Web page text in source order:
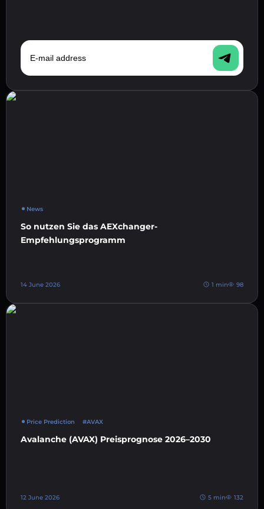
E-mail address
News
So nutzen Sie das AEXchanger-
Empfehlungsprogramm
14 June 2026 1 min 98
Price Prediction #AVAX
Avalanche (AVAX) Preisprognose 2026–2030
12 June 2026 5 min 132